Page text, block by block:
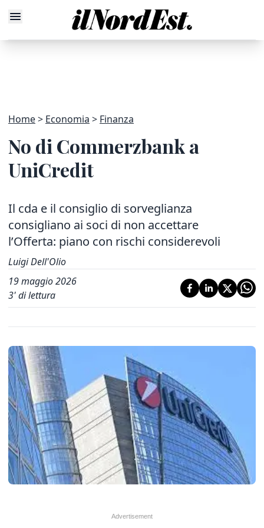
Home Economia Finanza
No di Commerzbank a
UniCredit
Il cda e il consiglio di sorveglianza
consigliano ai soci di non accettare
l’Offerta: piano con rischi considerevoli
Luigi Dell'Olio
19 maggio 2026
3' di lettura